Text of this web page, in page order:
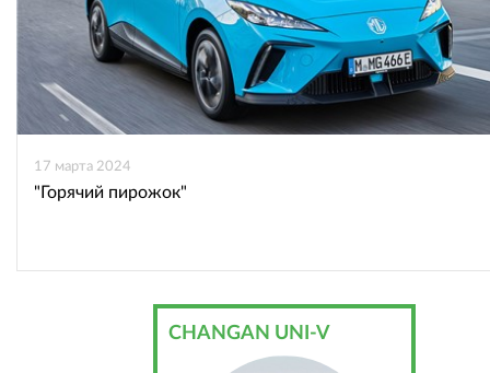
17 марта 2024
"Горячий пирожок"
CHANGAN UNI-V